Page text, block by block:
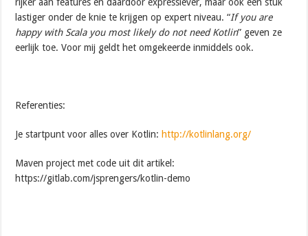
lastiger onder de knie te krijgen op expert niveau. “If you are
happy with Scala you most likely do not need Kotlin” geven ze
eerlijk toe. Voor mij geldt het omgekeerde inmiddels ook.
Referenties:
Je startpunt voor alles over Kotlin: http://kotlinlang.org/
Maven project met code uit dit artikel:
https://gitlab.com/jsprengers/kotlin-demo